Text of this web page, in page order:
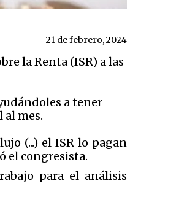
21 de febrero, 2024
la Renta (ISR) a las
a tener
al mes.
(...) el ISR lo pagan
el congresista.
para el análisis